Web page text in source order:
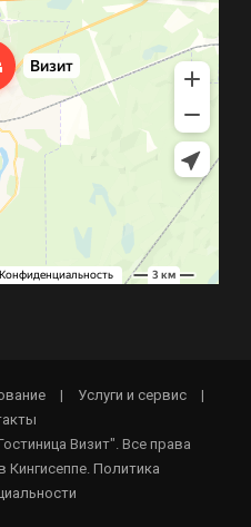
| Услуги и сервис
|
Визит". Все права
Кингисеппе. Политика